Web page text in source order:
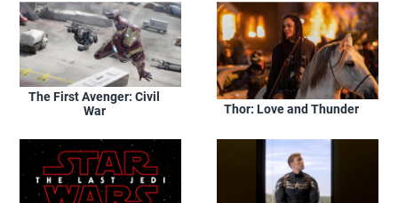
The First Avenger: Civil
War
Thor: Love and Thunder